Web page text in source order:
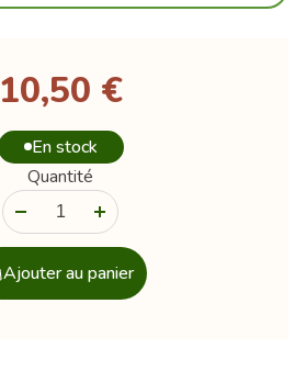
10,50 €
En stock
Quantité
Ajouter au panier